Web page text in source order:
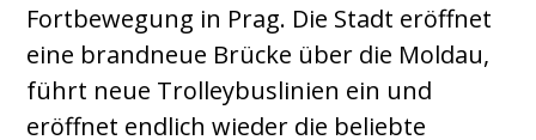
Fortbewegung in Prag. Die Stadt eröffnet
eine brandneue Brücke über die Moldau,
führt neue Trolleybuslinien ein und
eröffnet endlich wieder die beliebte